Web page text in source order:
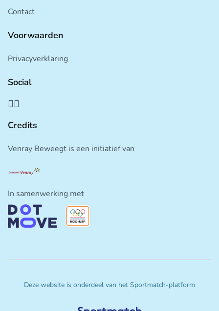
Contact
Voorwaarden
Privacyverklaring
Social
Credits
Venray Beweegt is een initiatief van
In samenwerking met
Deze website is onderdeel van het Sportmatch-platform